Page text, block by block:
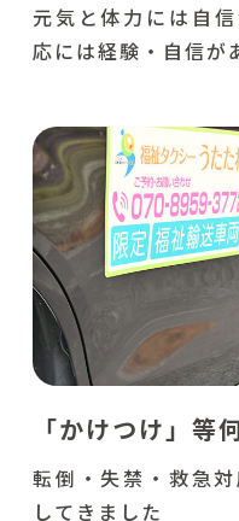
元気と体力には自
応には経験・自信が
「かけつけ」等
転倒・失禁・救急
してきました